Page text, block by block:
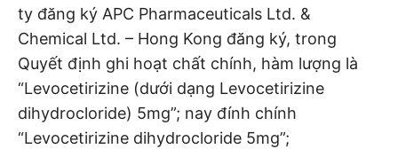
ty đăng ký APC Pharmaceuticals Ltd. &
Chemical Ltd. – Hong Kong đăng ký, trong
Quyết định ghi hoạt chất chính, hàm lượng là
“Levocetirizine (dưới dạng Levocetirizine
dihydrocloride) 5mg”; nay đính chính
“Levocetirizine dihydrocloride 5mg”;